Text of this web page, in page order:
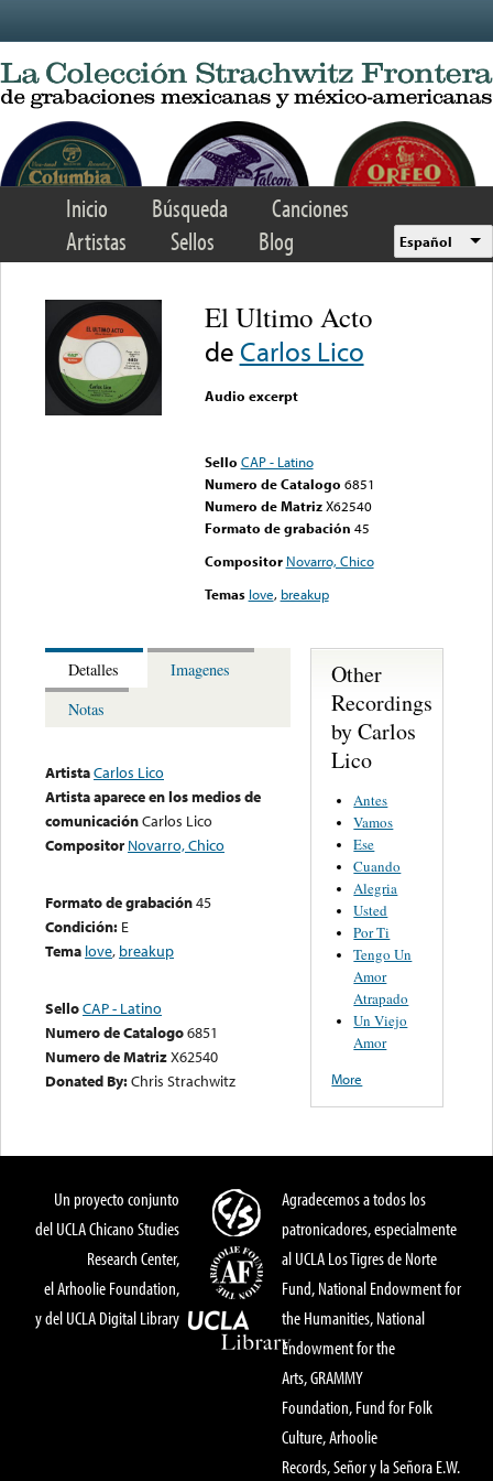
Inicio Búsqueda
Canciones
Artistas
Sellos Blog Español
El Ultimo Acto
de Carlos Lico
Audio excerpt
Sello CAP - Latino
Numero de Catalogo 6851
Numero de Matriz X62540
Formato de grabación 45
Compositor Novarro, Chico
Temas love, breakup
Detalles
Imagenes
Notas
ArtistaCarlos Lico
Artista aparece en los medios de
comunicaciónCarlos Lico
Compositor Novarro, Chico
Formato de grabación45
Condición: E
Tema love, breakup
SelloCAP - Latino
Numero de Catalogo6851
Numero de MatrizX62540
Donated By:Chris Strachwitz
Other
Recordings
by Carlos
Lico
Antes
Vamos
Ese
Cuando
Alegria
Usted
Por Ti
Tengo Un
Amor
Atrapado
Un Viejo
Amor
More
Un proyecto conjunto
del UCLA Chicano Studies
Research Center,
el Arhoolie Foundation,
y del UCLA Digital Library
Agradecemos a todos los
patronicadores, especialmente
al UCLA Los Tigres de Norte
Fund, National Endowment for
the Humanities, National
Endowment for the
Arts, GRAMMY
Foundation, Fund for Folk
Culture, Arhoolie
Records, Señor y la Señora E.W.